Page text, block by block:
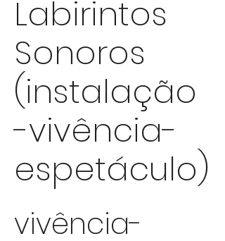
Labirintos
Sonoros
(instalação
-vivência-
espetáculo)
vivência-